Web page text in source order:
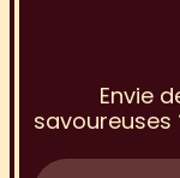
la
Envie
savoureuses